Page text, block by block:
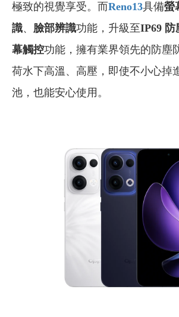
極致的視覺享受。而Reno13具備螢
識、 臉部辨識功能，升級至IP69 防
幕觸控功能，擁有業界領先的防塵
荷水下高溫、高壓，即使不小心掉
池，也能安心使用。